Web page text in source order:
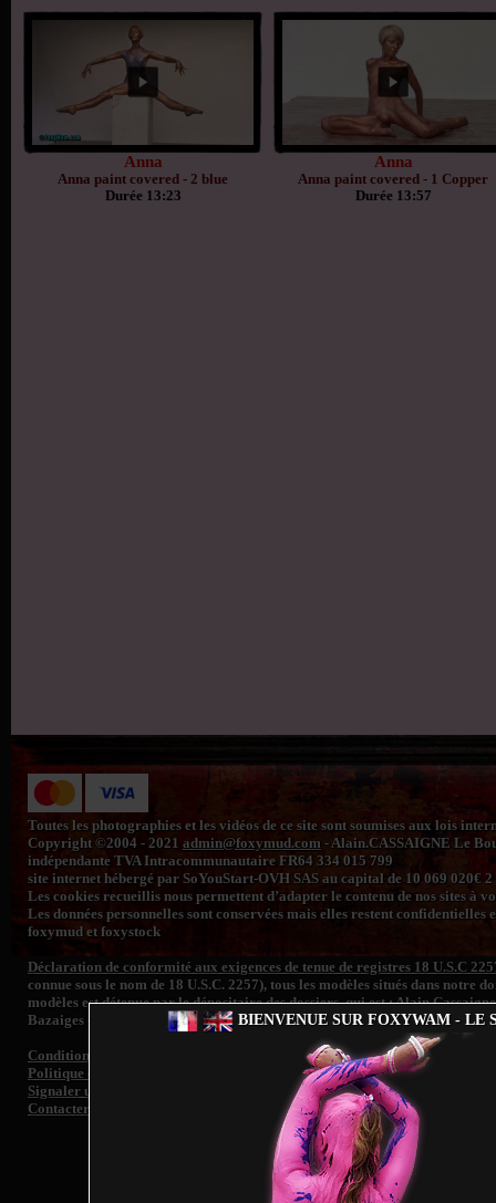
BIENVENUE SUR FOXYWAM - LE
Anna
Anna paint covered - 2 blue
Durée 13:23
Anna
Anna paint covered - 1 Copper
Durée 13:57
Toutes les photographies et les vidéos de ce site sont soumises aux lois
Copyright ©2004 - 2021 admin@foxymud.com - Alain.CASSAIGNE Le
indépendante TVA Intracommunautaire FR64 334 015 799
site internet hébergé par SoYouStart-OVH SAS au capital de 10 069 020€
Les cookies recueillis nous permettent d’adapter le contenu de nos sites à
Les données personnelles sont conservées mais elles restent
foxymud et foxystock
Déclaration de conformité aux exigences de tenue de registres 18 U.S.C
connue sous le nom de 18 U.S.C. 2257), tous les modèles situés dans
modèles est détenue par le dépositaire des dossiers, qui est : Alain
Bazaiges - France. Tout le contenu et les images sont entièrement
Conditions générales de vente
Politique de confidentialité
Signaler un contenu illégal et/ ou retrait d'image de toute personne
Contacter le support